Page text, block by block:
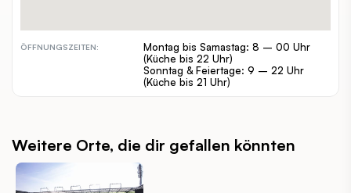
ÖFFNUNGSZEITEN:
Montag bis Samastag: 8 – 00 Uhr
(Küche bis 22 Uhr)
Sonntag & Feiertage: 9 – 22 Uhr
(Küche bis 21 Uhr)
Weitere Orte, die dir gefallen könnten